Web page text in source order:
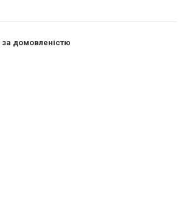
за домовленістю